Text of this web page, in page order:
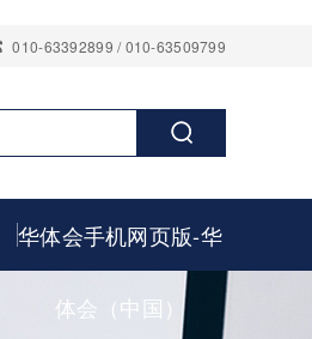
010-63392899 / 010-63509799
华体会手机网页版-华
体会（中国）